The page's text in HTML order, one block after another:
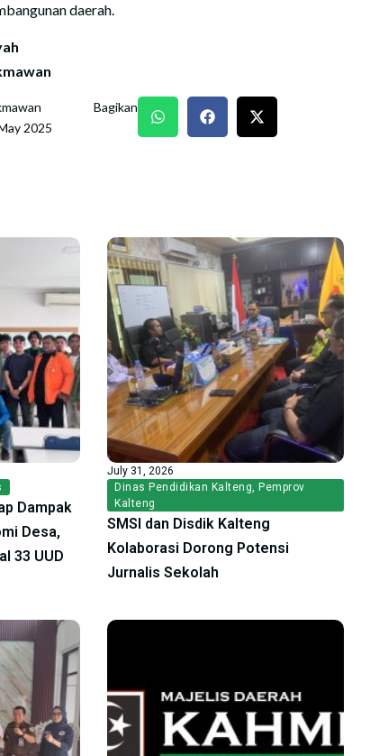
daerah.
2025
Bagikan
Dampak
Desa,
33 UUD
July 31, 2026
Dinas Pendidikan Kalteng Pemprov
Kalteng
SMSI dan Disdik Kalteng
Kolaborasi Dorong Potensi
Jurnalis Sekolah